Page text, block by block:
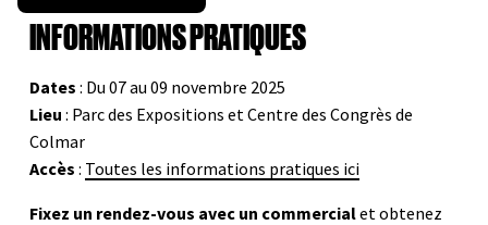
INFORMATIONS PRATIQUES
Dates : Du 07 au 09 novembre 2025
Lieu : Parc des Expositions et Centre des Congrès de
Colmar
Accès : Toutes les informations pratiques ici
Fixez un rendez-vous avec un commercialet obtenez